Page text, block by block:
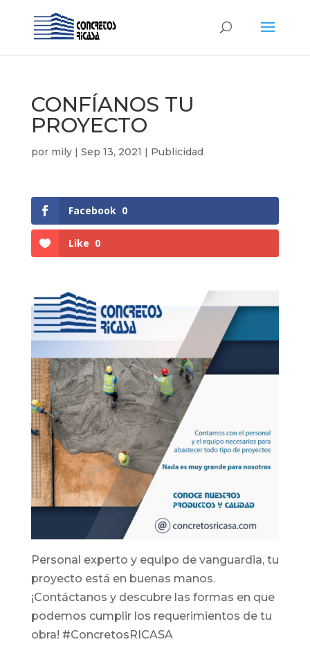
CONFÍANOS TU
PROYECTO
por mily| Sep 13, 2021 | Publicidad
Facebook 0
Like 0
Personal experto y equipo de vanguardia, tu
proyecto está en buenas manos.
¡Contáctanos y descubre las formas en que
podemos cumplir los requerimientos de tu
obra! #ConcretosRICASA